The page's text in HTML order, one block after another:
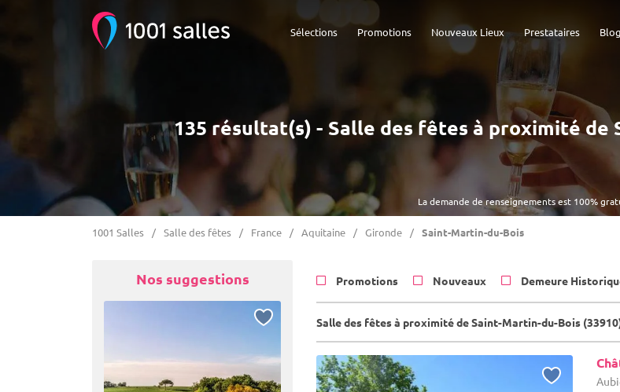
Blog
Prestataires
Nouveaux Lieux
Promotions
Sélections
La demande de renseignements est 100%
135 résultat(s) - Salle des fêtes à proximité de
1001 Salles Salle des fêtes France Aquitaine Gironde Saint-Martin-du-Bois
Nos suggestions Promotions Nouveaux Demeure
Salle des fêtes à proximité de Saint-Martin-du-Bois